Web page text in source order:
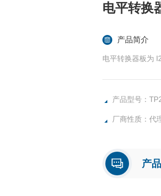
电平转换
产品简介
电平转换器板为
产品型号：
厂商性质：代
产